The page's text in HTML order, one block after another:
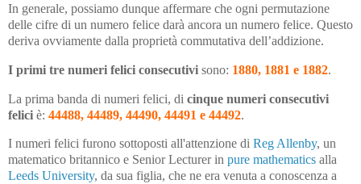
In generale, possiamo dunque affermare che ogni permutazione
delle cifre di un numero felice darà ancora un numero felice. Questo
deriva ovviamente dalla proprietà commutativa dell’addizione.
I primi tre numeri felici consecutivi sono: 1880, 1881 e 1882.
La prima banda di numeri felici, di cinque numeri consecutivi
felici è: 44488, 44489, 44490, 44491 e 44492.
I numeri felici furono sottoposti all'attenzione di Reg Allenby, un
matematico britannico e Senior Lecturer in pure mathematics alla
Leeds University, da sua figlia, che ne era venuta a conoscenza a